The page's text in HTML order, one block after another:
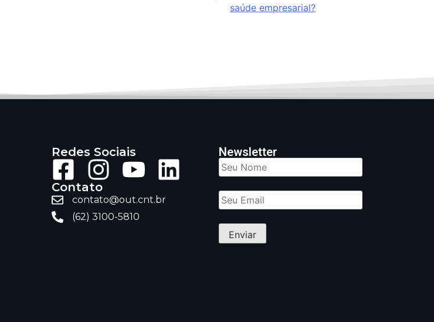
saúde empresarial?
Redes Sociais
Contato
contato@out.cnt.br
(62) 3100-5810
Newsletter